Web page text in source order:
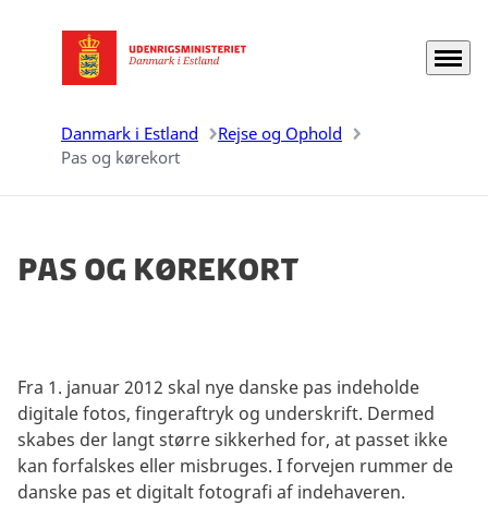
Gå til forsiden Menu
Danmark i Estland
Rejse og Ophold
Pas og kørekort
Pas og kørekort
Fra 1. januar 2012 skal nye danske pas indeholde
digitale fotos, fingeraftryk og underskrift. Dermed
skabes der langt større sikkerhed for, at passet ikke
kan forfalskes eller misbruges. I forvejen rummer de
danske pas et digitalt fotografi af indehaveren.